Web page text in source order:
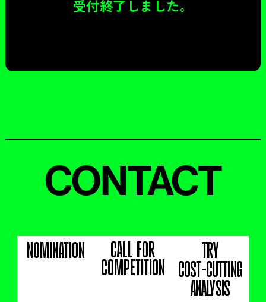
受付終了しました。
CONTACT
NOMINATION CALL FOR
COMPETITION
TRY
COST-CUTTING
ANALYSIS